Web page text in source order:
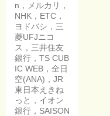
n，メルカリ，
NHK，ETC，
ヨドバシ，三
菱UFJニコ
ス，三井住友
銀行，TS CUB
IC WEB，全日
空(ANA)，JR
東日本えきね
っと，イオン
銀行，SAISON